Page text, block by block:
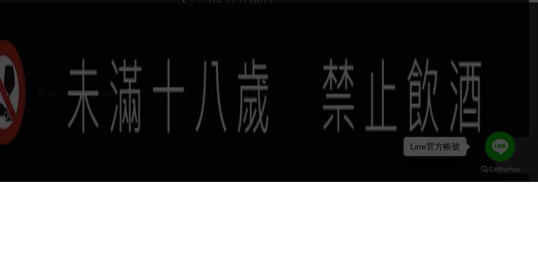
負責：葡晶洋酒 / 網站設計 Ⓒ Copyright 2024, SUREHIGH
Line官方帳號